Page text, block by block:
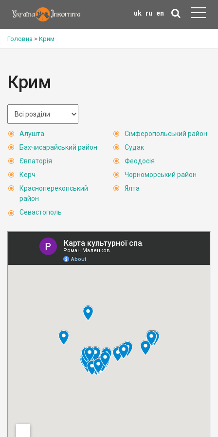
uk ru en
Головна > Крим
Крим
Алушта
Бахчисарайський район
Євпаторія
Керч
Красноперекопський
район
Севастополь
Сімферопольський район
Судак
Феодосія
Чорноморський район
Ялта